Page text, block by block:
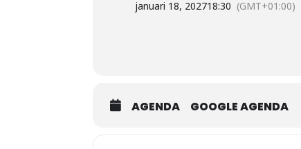
januari 18, 202718:30 (GMT+01:00)
AGENDA GOOGLE AGENDA